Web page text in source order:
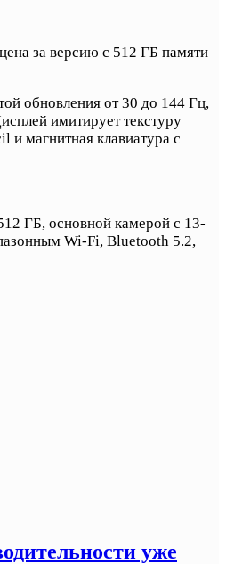
за версию с 512 ГБ памяти
обновления от 30 до 144 Гц,
имитирует текстуру
и магнитная клавиатура с
ГБ, основной камерой с 13-
Wi-Fi, Bluetooth 5.2,
уже